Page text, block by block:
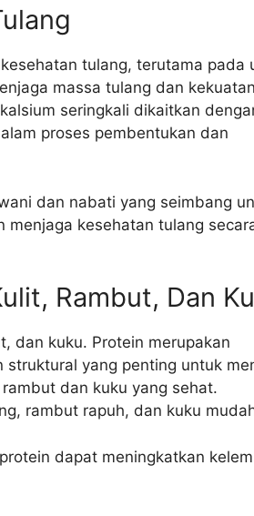
tulang, terutama pada
massa tulang dan kekuatan
seringkali dikaitkan
proses pembentukan dan
dan nabati yang seimbang
menjaga kesehatan tulang
Rambut, Dan
dan kuku. Protein merupakan
yang penting untuk
dan kuku yang sehat.
rambut rapuh, dan kuku
dapat meningkatkan